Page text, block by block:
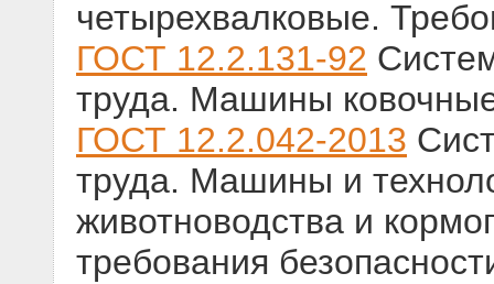
четырехвалковые.
ГОСТ 12.2.131-92
труда. Машины
ГОСТ 12.2.042-2013
труда. Машины и
животноводства и
требования